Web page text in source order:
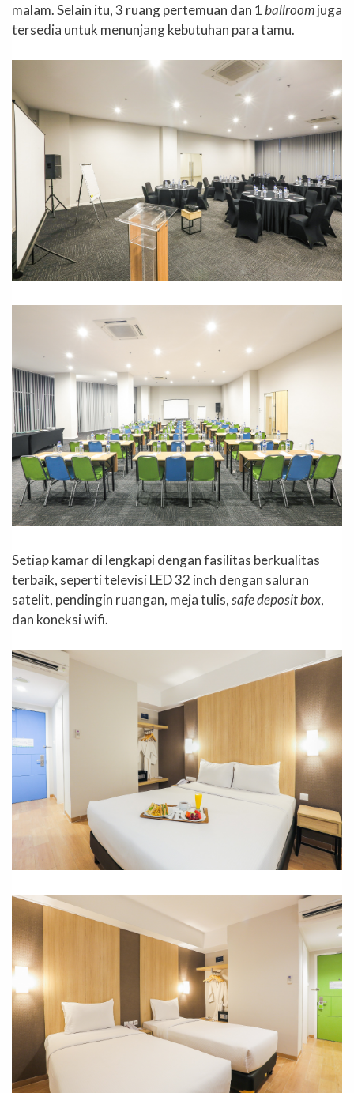
malam. Selain itu, 3 ruang pertemuan dan 1ballroomjuga
tersedia untuk menunjang kebutuhan para tamu.
Setiap kamar di lengkapi dengan fasilitas berkualitas
terbaik, seperti televisi LED 32 inch dengan saluran
satelit, pendingin ruangan, meja tulis,safe deposit box,
dan koneksi wifi.